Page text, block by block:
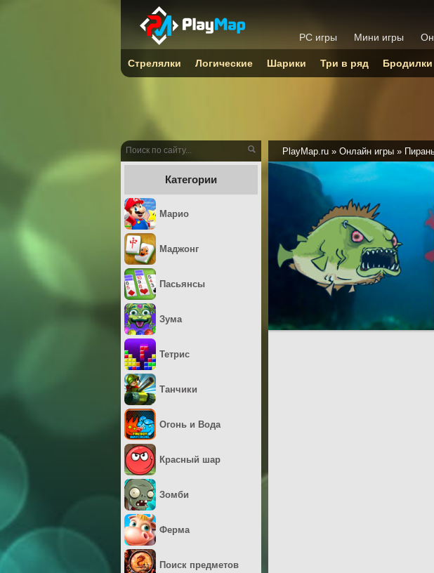
PlayMap.ru » Онлайн игры »
Категории
Марио
Маджонг
Пасьянсы
Зума
Тетрис
Танчики
Огонь и Вода
Красный шар
Зомби
Ферма
Поиск предметов
PC игры Мини игры
Стрелялки Логические Шарики Три в ряд Бродилки